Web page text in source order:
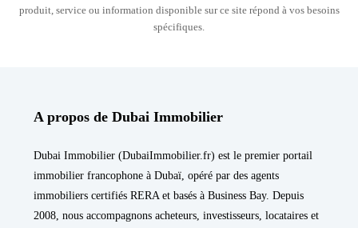
produit, service ou information disponible sur ce site répond à vos besoins
spécifiques.
A propos de Dubai Immobilier
Dubai Immobilier (DubaiImmobilier.fr) est le premier portail
immobilier francophone à Dubaï, opéré par des agents
immobiliers certifiés RERA et basés à Business Bay. Depuis
2008, nous accompagnons acheteurs, investisseurs, locataires et